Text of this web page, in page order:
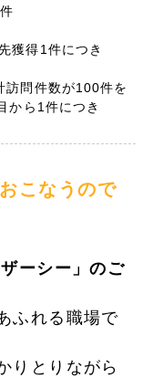
獲得1件につき
問件数が100件を
から1件につき
こなうので
ーシー」のご
ふれる職場で
りとりながら